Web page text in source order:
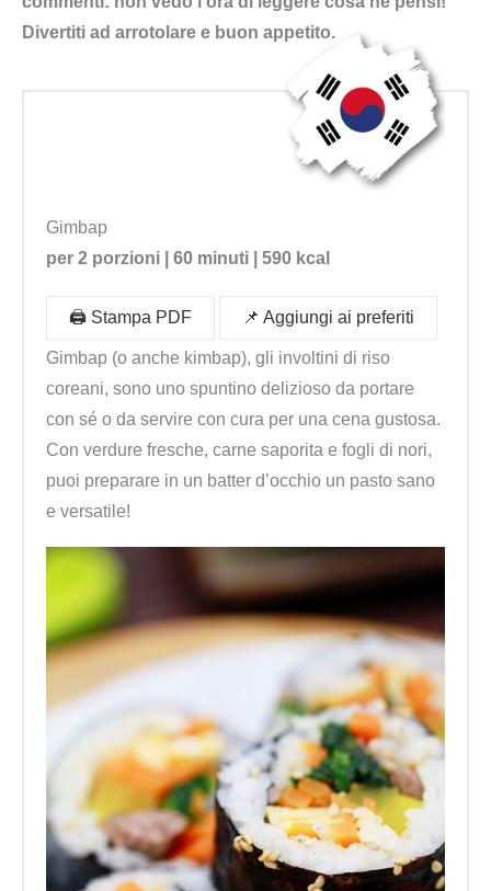
Divertiti ad arrotolare e buon appetito.
Gimbap
per 2 porzioni | 60 minuti | 590 kcal
🖨️ Stampa PDF 📌 Aggiungi ai preferiti
Gimbap (o anche kimbap), gli involtini di riso
coreani, sono uno spuntino delizioso da portare
con sé o da servire con cura per una cena gustosa.
Con verdure fresche, carne saporita e fogli di nori,
puoi preparare in un batter d’occhio un pasto sano
e versatile!